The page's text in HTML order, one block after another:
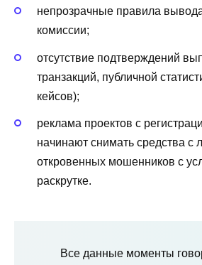
непрозрачные правила
комиссии;
отсутствие подтверждений
транзакций, публичной
кейсов);
реклама проектов с
начинают снимать средства с
откровенных мошенников с
раскрутке.
Все данные моменты